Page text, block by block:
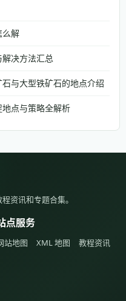
么解
解决方法汇总
石与大型铁矿石的地点介绍
地点与策略全解析
资讯和专题合集。
点服务
站地图 XML 地图 教程资讯